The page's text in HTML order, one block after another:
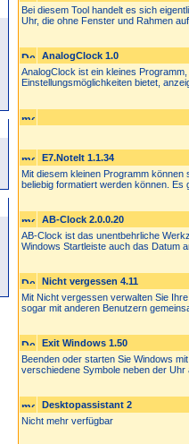
Bei diesem Tool handelt es sich
Uhr, die ohne Fenster und Rahmen
AnalogClock 1.0
AnalogClock ist ein kleines
Einstellungsmöglichkeiten bietet,
E7.NoteIt 1.1.34
Mit diesem kleinen Programm
beliebig formatiert werden können. Es
AB-Clock 2.0.0.20
AB-Clock ist das unentbehrliche
Windows Startleiste auch das Datum
Nicht vergessen 4.11
Mit Nicht vergessen verwalten Sie
sogar mit anderen Benutzern
Exit Windows 1.50
Beenden oder starten Sie Windows
verschiedene Symbole neben der Uhr
Desktopassistant 2
Nicht mehr verfügbar